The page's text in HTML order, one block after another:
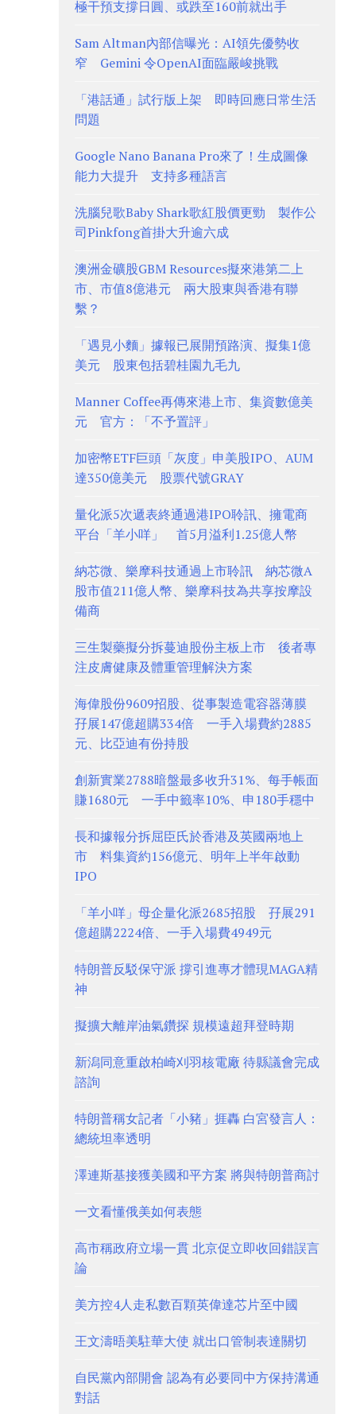
極干預支撐日圓、或跌至160前就出手
Sam Altman內部信曝光：AI領先優勢收
窄 Gemini 令OpenAI面臨嚴峻挑戰
「港話通」試行版上架 即時回應日常生活
問題
Google Nano Banana Pro來了！生成圖像
能力大提升 支持多種語言
洗腦兒歌Baby Shark歌紅股價更勁 製作公
司Pinkfong首掛大升逾六成
澳洲金礦股GBM Resources擬來港第二上
市、市值8億港元 兩大股東與香港有聯
繫？
「遇見小麵」據報已展開預路演、擬集1億
美元 股東包括碧桂園九毛九
Manner Coffee再傳來港上市、集資數億美
元 官方：「不予置評」
加密幣ETF巨頭「灰度」申美股IPO、AUM
達350億美元 股票代號GRAY
量化派5次遞表終通過港IPO聆訊、擁電商
平台「羊小咩」 首5月溢利1.25億人幣
納芯微、樂摩科技通過上市聆訊 納芯微A
股市值211億人幣、樂摩科技為共享按摩設
備商
三生製藥擬分拆蔓迪股份主板上市 後者專
注皮膚健康及體重管理解決方案
海偉股份9609招股、從事製造電容器薄膜
孖展147億超購334倍 一手入場費約2885
元、比亞迪有份持股
創新實業2788暗盤最多收升31%、每手帳面
賺1680元 一手中籤率10%、申180手穩中
長和據報分拆屈臣氏於香港及英國兩地上
市 料集資約156億元、明年上半年啟動
IPO
「羊小咩」母企量化派2685招股 孖展291
億超購2224倍、一手入場費4949元
特朗普反駁保守派 撐引進專才體現MAGA精
神
擬擴大離岸油氣鑽探 規模遠超拜登時期
新潟同意重啟柏崎刈羽核電廠 待縣議會完成
諮詢
特朗普稱女記者「小豬」捱轟 白宮發言人：
總統坦率透明
澤連斯基接獲美國和平方案 將與特朗普商討
一文看懂俄美如何表態
高市稱政府立場一貫 北京促立即收回錯誤言
論
美方控4人走私數百顆英偉達芯片至中國
王文濤晤美駐華大使 就出口管制表達關切
自民黨內部開會 認為有必要同中方保持溝通
對話